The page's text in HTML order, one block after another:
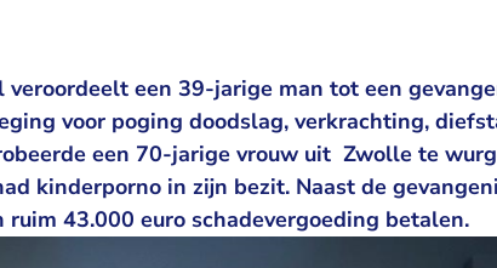
veroordeelt een 39-jarige man tot een
voor poging doodslag, verkrachting,
een 70-jarige vrouw uit Zwolle te
kinderporno in zijn bezit. Naast de
43.000 euro schadevergoeding betalen.